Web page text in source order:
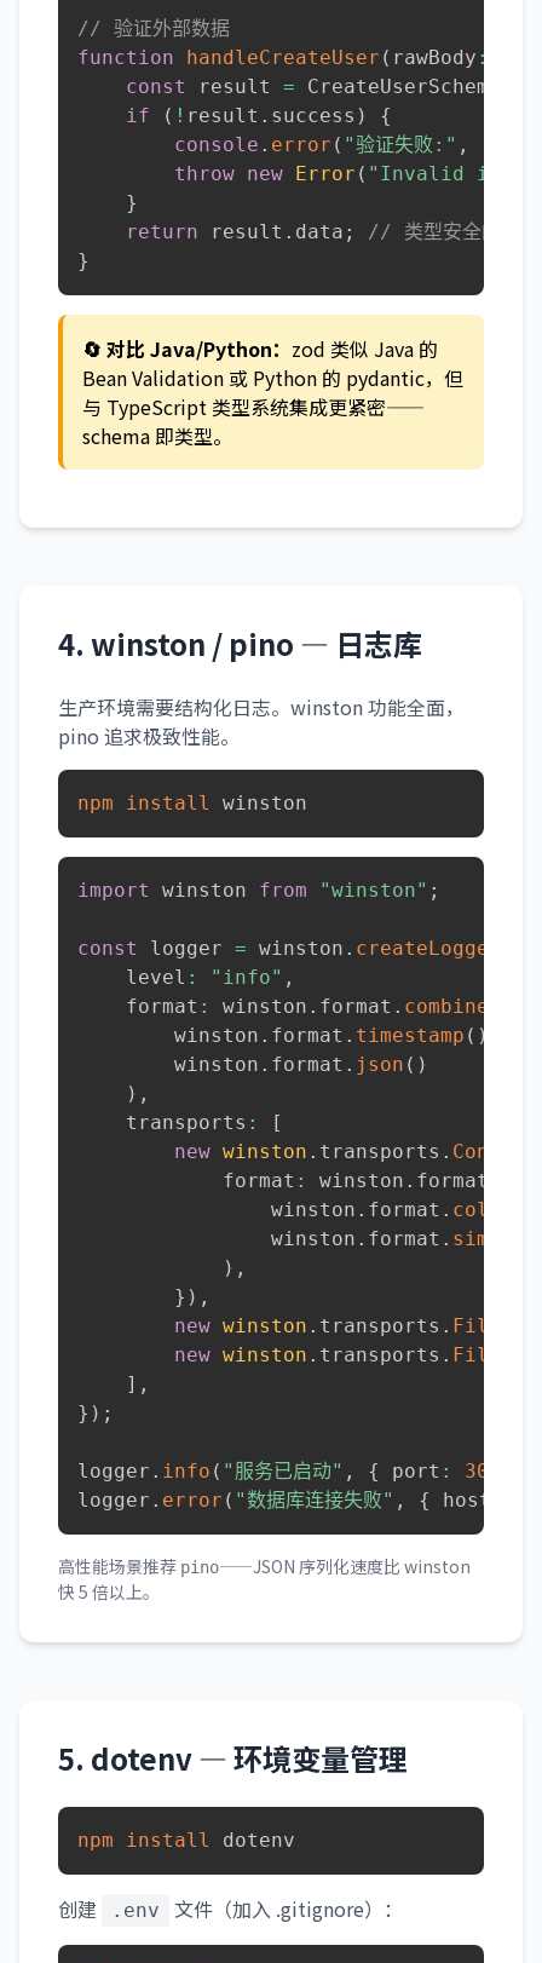
// 验证外部数据
function
handleCreateUser ( rawBody :
const
result = CreateUserSchema
if
( ! result . success )
{
console . error ( "验证失败:" ,
throw new Error ( "Invalid
}
return result . data ;
// 类型安全的
}
🔄 对比 Java/Python： zod 类似 Java 的
Bean Validation 或 Python 的 pydantic，但
与 TypeScript 类型系统集成更紧密——
schema 即类型。
4. winston / pino — 日志库
生产环境需要结构化日志。winston 功能全面，
pino 追求极致性能。
npm install winston
import winston from "winston" ;
const logger = winston . createLogger
    level
: "info" ,
    format
: winston . format . combine
        winston
. format . timestamp ( )
        winston
. format . json ( )
) ,
    transports
:
[
new winston . transports . Console
            format
: winston . format
                winston
. format .
                winston
. format . simple
) ,
} ) ,
new winston . transports . File
new winston . transports . File
] ,
} ) ;
logger . info ( "服务已启动" , { port : 3000
logger . error ( "数据库连接失败" , { host
高性能场景推荐 pino——JSON 序列化速度比 winston
快 5 倍以上。
5. dotenv — 环境变量管理
npm install dotenv
创建 .env 文件（加入 .gitignore）：